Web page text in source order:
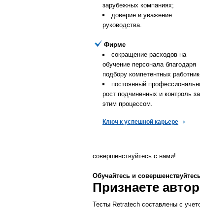
зарубежных компаниях;
доверие и уважение
руководства.
Фирме
сокращение расходов на
обучение персонала благодаря
подбору компетентных
постоянный
рост подчиненных и контроль за
этим процессом.
Ключ к успешной карьере
совершенствуйтесь с нами!
Обучайтесь и
Признаете
Тесты Retratech составлены с